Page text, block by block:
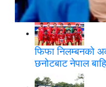
ब्रोड पिक आरोहणका
भएका युक्तको शव
फिफा निलम्बनको
छनोटबाट नेपाल